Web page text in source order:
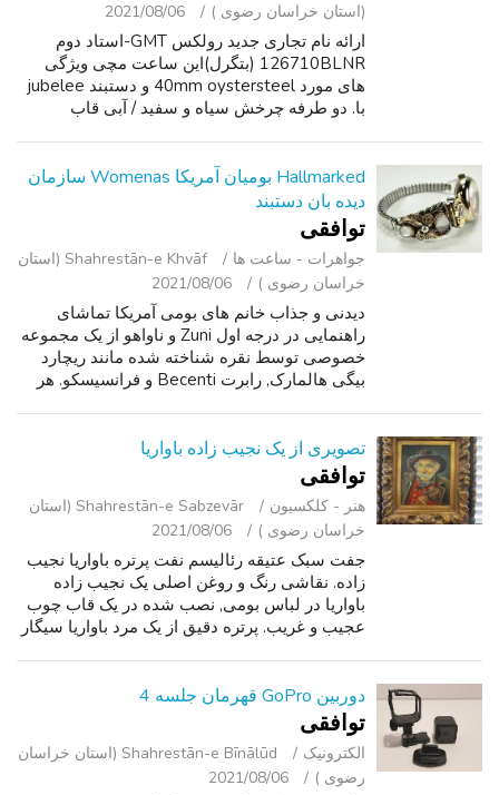
(استان خراسان رضوی )
2021/08/06
ارائه نام تجاری جدید رولکس GMT-استاد دوم
126710BLNR (بتگرل)این ساعت مچی ویژگی
های مورد 40mm oystersteel و دستبند jubelee
با. دو طرفه چرخش سیاه و سفید / آبی قاب
انرژی...
Hallmarked بومیان آمریکا Womenas سازمان
دیده بان دستبند
توافقی
جواهرات - ساعت ‌ها
Shahrestān-e Khvāf (استان
خراسان رضوی )
2021/08/06
دیدنی و جذاب خانم های بومی آمریکا تماشای
راهنمایی در درجه اول Zuni و ناواهو از یک مجموعه
خصوصی توسط نقره شناخته شده مانند ریچارد
بیگی هالمارک, رابرت Becenti و فرانسیسکو. هر
تصویری از یک نجیب زاده باواریا
توافقی
هنر - کلکسیون
Shahrestān-e Sabzevār (استان
خراسان رضوی )
2021/08/06
جفت سبک عتیقه رئالیسم نفت پرتره باواریا نجیب
زاده. نقاشی رنگ و روغن اصلی یک نجیب زاده
باواریا در لباس بومی, نصب شده در یک قاب چوب
عجیب و غریب. پرتره دقیق از یک مرد باواریا سیگار
دوربین GoPro قهرمان جلسه 4
توافقی
الکترونیک
Shahrestān-e Bīnālūd (استان خراسان
رضوی )
2021/08/06